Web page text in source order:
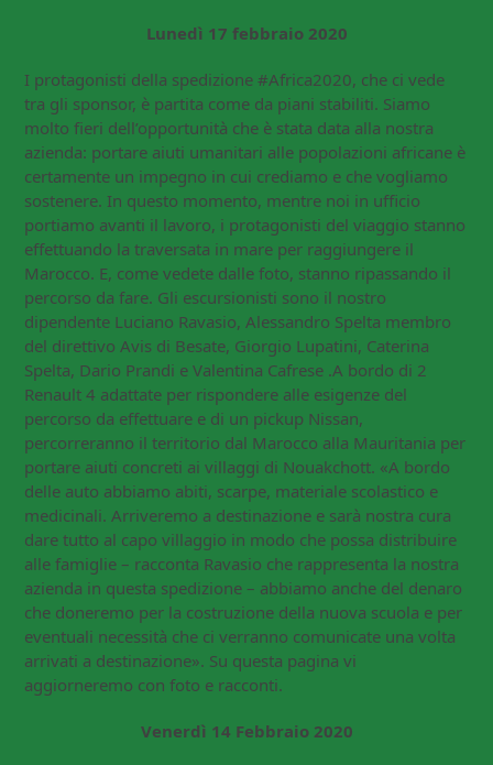
Lunedì 17 febbraio 2020
I protagonisti della spedizione #Africa2020, che ci vede
tra gli sponsor, è partita come da piani stabiliti. Siamo
molto fieri dell’opportunità che è stata data alla nostra
azienda: portare aiuti umanitari alle popolazioni africane è
certamente un impegno in cui crediamo e che vogliamo
sostenere. In questo momento, mentre noi in ufficio
portiamo avanti il lavoro, i protagonisti del viaggio stanno
effettuando la traversata in mare per raggiungere il
Marocco. E, come vedete dalle foto, stanno ripassando il
percorso da fare. Gli escursionisti sono il nostro
dipendente Luciano Ravasio, Alessandro Spelta membro
del direttivo Avis di Besate, Giorgio Lupatini, Caterina
Spelta, Dario Prandi e Valentina Cafrese .A bordo di 2
Renault 4 adattate per rispondere alle esigenze del
percorso da effettuare e di un pickup Nissan,
percorreranno il territorio dal Marocco alla Mauritania per
portare aiuti concreti ai villaggi di Nouakchott. «A bordo
delle auto abbiamo abiti, scarpe, materiale scolastico e
medicinali. Arriveremo a destinazione e sarà nostra cura
dare tutto al capo villaggio in modo che possa distribuire
alle famiglie – racconta Ravasio che rappresenta la nostra
azienda in questa spedizione – abbiamo anche del denaro
che doneremo per la costruzione della nuova scuola e per
eventuali necessità che ci verranno comunicate una volta
arrivati a destinazione». Su questa pagina vi
aggiorneremo con foto e racconti.
Venerdì 14 Febbraio 2020